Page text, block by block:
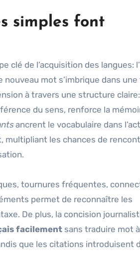
simples font
clé de l’acquisition des langues:
mot s’imbrique dans une
à travers une structure claire:
du sens, renforce la
ancrent le vocabulaire dans
multipliant les chances de
tournures fréquentes,
permet de reconnaître les
De plus, la concision
facilement sans traduire mot
que les citations introduisent